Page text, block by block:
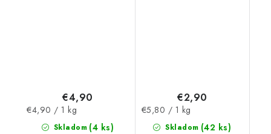
Skladom (4 ks)
€4,90
Jednotková
cena:
€4,90 / 1 kg
Skladom (42 ks)
€2,90
Jednotková
cena:
€5,80 / 1 kg